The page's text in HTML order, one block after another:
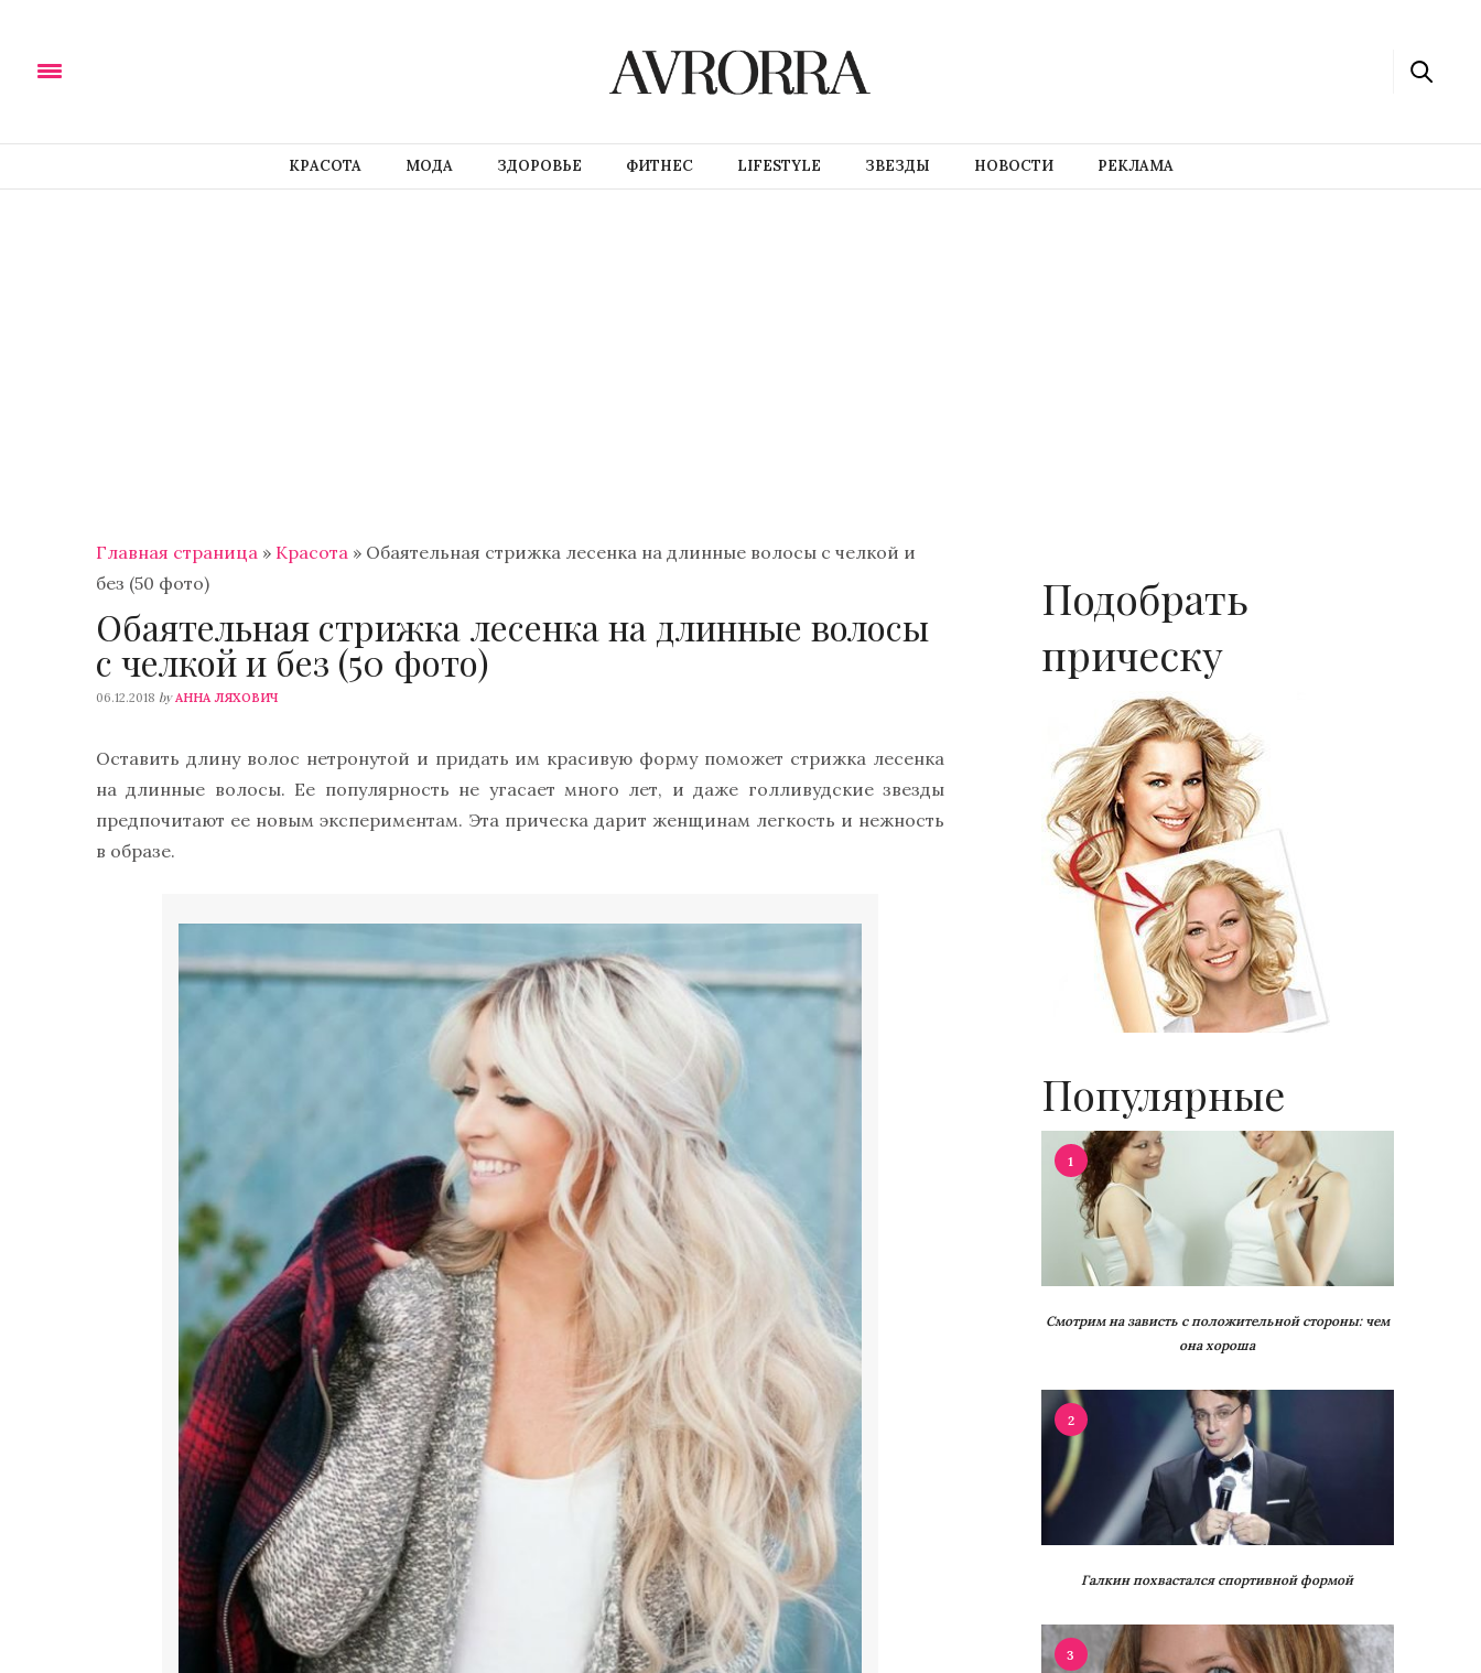
КРАСОТА МОДА ЗДОРОВЬЕ ФИТНЕС LIFESTYLE ЗВЕЗДЫ НОВОСТИ РЕКЛАМА
Главная страница » Красота » Обаятельная стрижка лесенка на длинные волосы с челкой и
без (50 фото)
Обаятельная стрижка лесенка на длинные волосы
с челкой и без (50 фото)
06.12.2018 by АННА ЛЯХОВИЧ
Оставить длину волос нетронутой и придать им красивую форму поможет стрижка лесенка
на длинные волосы. Ее популярность не угасает много лет, и даже голливудские звезды
предпочитают ее новым экспериментам. Эта прическа дарит женщинам легкость и нежность
в образе.
Подобрать
прическу
Популярные
1
Смотрим на зависть с положительной стороны: чем
она хороша
2
Галкин похвастался спортивной формой
3